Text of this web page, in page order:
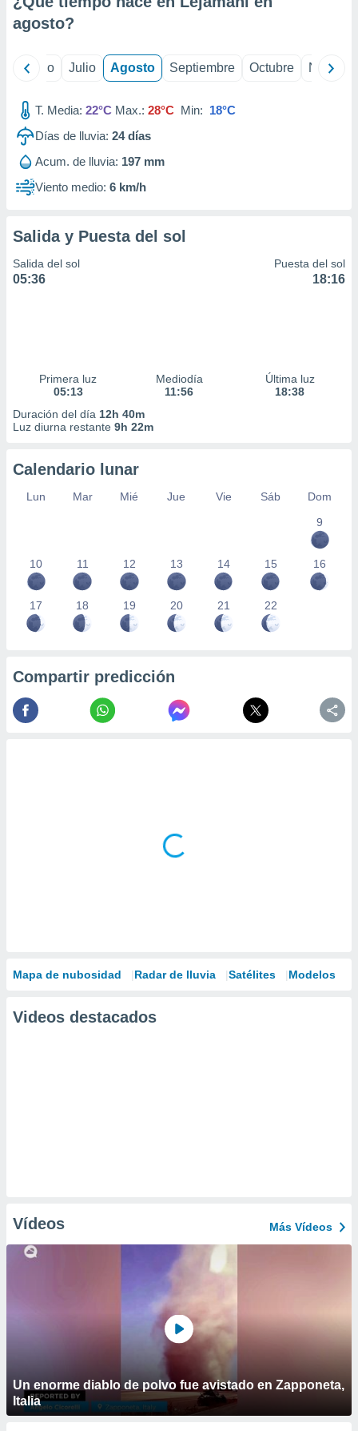
e
publicidad
publicidad
de
agosto?
Junio Julio Agosto Septiembre Octubre
T. Media: 22°C Max.: 28°C Min: 18°C
Días de lluvia: 24días
Acum. de lluvia: 197 mm
Viento medio: 6 km/h
Salida y Puesta del sol
Salida del sol
05:36
Puesta del sol
18:16
Primera luz
05:13
Mediodía
11:56
Última luz
18:38
Duración del día 12h 40m
Luz diurna restante 9h 22m
Calendario lunar
Lun Mar Mié Jue Vie Sáb
Dom
9
10 11 12 13 14 15 16
17 18 19 20 21 22
Compartir predicción
Mapa de nubosidad Radar de lluvia Satélites Modelos
Videos destacados
Vídeos Más Vídeos
Un enorme diablo de polvo fue avistado en Zapponeta,
Italia